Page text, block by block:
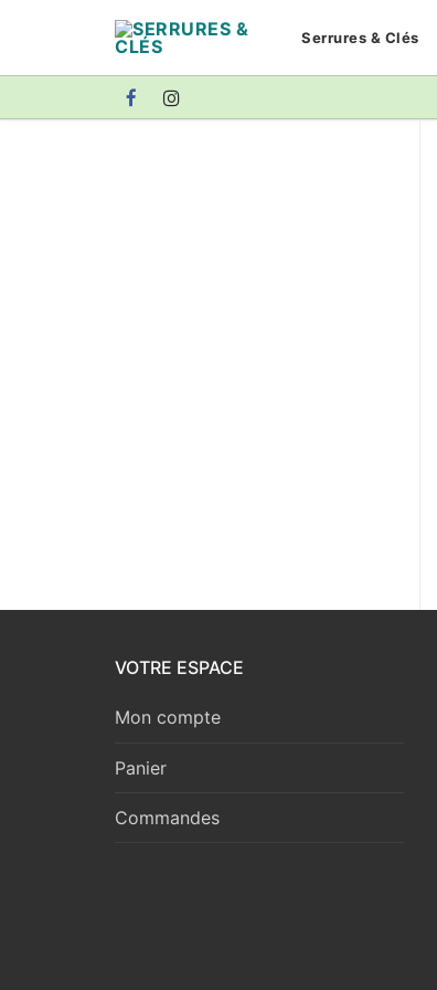
Serrures & Clés
VOTRE ESPACE
Mon compte
Panier
Commandes